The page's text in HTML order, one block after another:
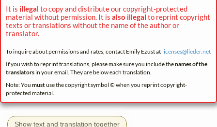
It is illegal to copy and distribute our copyright-protected
material without permission. It is also illegal to reprint copyright
texts or translations without the name of the author or
translator.
To inquire about permissions and rates, contact Emily Ezust at licenses@lieder.net
If you wish to reprint translations, please make sure you include thenames of the
translatorsin your email. They are below each translation.
Note: You mustuse the copyright symbol © when you reprint copyright-
protected material.
Show text and translation together